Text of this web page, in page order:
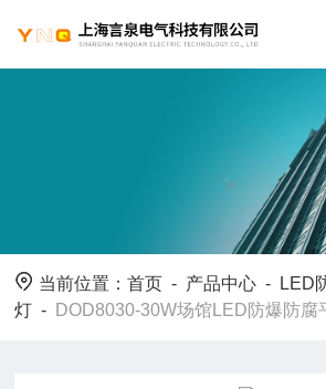
当前位置：首页 - 产品中心 - LED
灯 - DOD8030-30W场馆LED防爆防腐